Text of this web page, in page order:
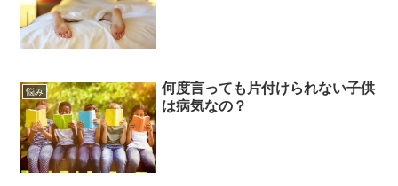
悩み
何度言っても片付けられない子供
は病気なの？